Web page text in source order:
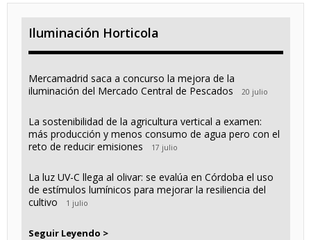
Iluminación Horticola
Mercamadrid saca a concurso la mejora de la
iluminación del Mercado Central de Pescados
20 julio
La sostenibilidad de la agricultura vertical a examen:
más producción y menos consumo de agua pero con el
reto de reducir emisiones
17 julio
La luz UV-C llega al olivar: se evalúa en Córdoba el uso
de estímulos lumínicos para mejorar la resiliencia del
cultivo
1 julio
Seguir Leyendo >